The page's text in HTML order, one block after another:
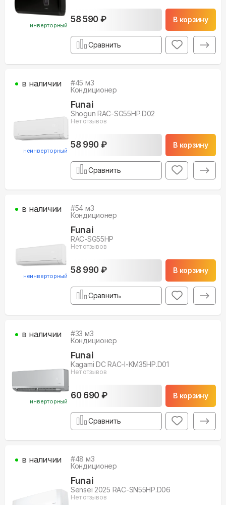
инверторный
58 590 ₽ В корзину
Сравнить
неинверторный
#45 м3
Кондиционер
Funai
Shogun RAC-SG55HP.D02
Нет отзывов
58 990 ₽ В корзину
в наличии
Сравнить
неинверторный
#54 м3
Кондиционер
Funai
RAC-SG55HP
Нет отзывов
58 990 ₽ В корзину
в наличии
Сравнить
инверторный
#33 м3
Кондиционер
Funai
Kagami DC RAC-I-KM35HP.D01
Нет отзывов
60 690 ₽ В корзину
в наличии
Сравнить
#48 м3
Кондиционер
Funai
Sensei 2025 RAC-SN55HP.D06
Нет отзывов
в наличии